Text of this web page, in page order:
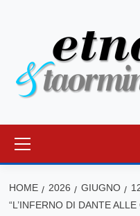
principale
HOME 2026 GIUGNO
“L’INFERNO DI DANTE